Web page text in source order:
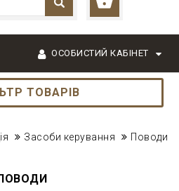
ОСОБИСТИЙ КАБІНЕТ
ТОВАРІВ
Засоби керування Поводи